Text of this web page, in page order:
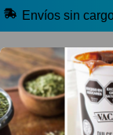
Envíos sin
🔥 Alfajores y